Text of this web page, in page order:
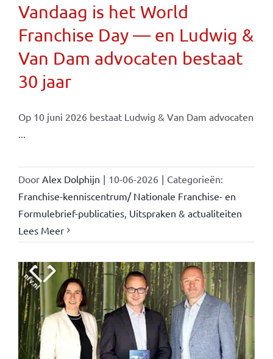
Vandaag is het World
Franchise Day — en Ludwig &
Van Dam advocaten bestaat
30 jaar
Op 10 juni 2026 bestaat Ludwig & Van Dam advocaten
Door Alex Dolphijn | 10-06-2026 | Categorieën:
Franchise-kenniscentrum/ Nationale Franchise- en
Formulebrief-publicaties, Uitspraken & actualiteiten
Lees Meer